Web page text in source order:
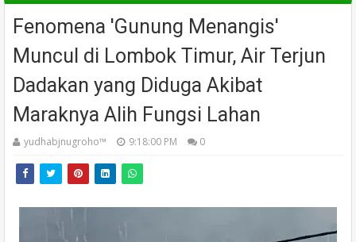
Fenomena 'Gunung Menangis'
Muncul di Lombok Timur, Air Terjun
Dadakan yang Diduga Akibat
Maraknya Alih Fungsi Lahan
yudhabjnugroho™️ 9:18:00 PM 0